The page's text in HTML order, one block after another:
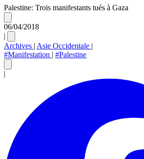
Palestine: Trois manifestants tués à Gaza
06/04/2018
|
Archives | Asie Occidentale |
#Manifestation | #Palestine
|